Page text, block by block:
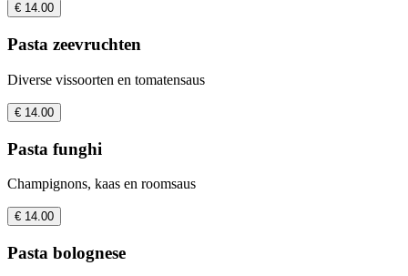
€ 14.00
Pasta zeevruchten
Diverse vissoorten en tomatensaus
€ 14.00
Pasta funghi
Champignons, kaas en roomsaus
€ 14.00
Pasta bolognese